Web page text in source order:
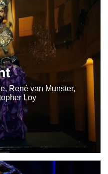
René van Munster,
Loy